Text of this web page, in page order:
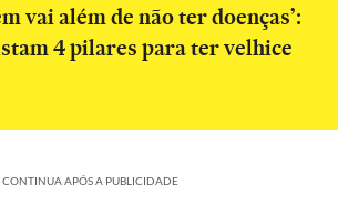
vai além de não ter doenças’:
4 pilares para ter velhice
CONTINUA APÓS A PUBLICIDADE